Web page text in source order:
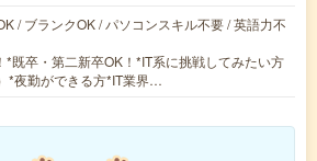
/ ブランクOK / パソコンスキル不要 / 英語力不
*既卒・第二新卒OK！*IT系に挑戦してみたい方
*夜勤ができる方*IT業界…